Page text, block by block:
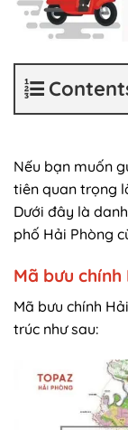
Nếu bạn muốn
tiên quan trọng
Dưới đây là
phố Hải Phòng
Mã bưu
Mã bưu chính
trúc như sau: